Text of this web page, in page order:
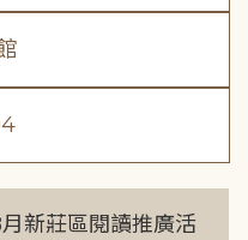
月新莊區閱讀推廣活